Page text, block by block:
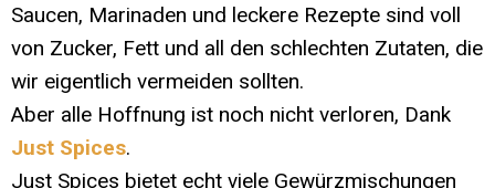
Saucen, Marinaden und leckere Rezepte sind voll
von Zucker, Fett und all den schlechten Zutaten, die
wir eigentlich vermeiden sollten.
Aber alle Hoffnung ist noch nicht verloren, Dank
Just Spices.
Just Spices bietet echt viele Gewürzmischungen